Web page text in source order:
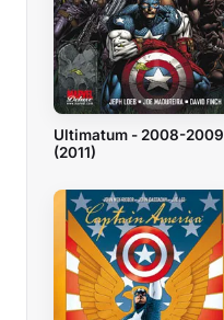
Ultimatum - 2008-2009
(2011)